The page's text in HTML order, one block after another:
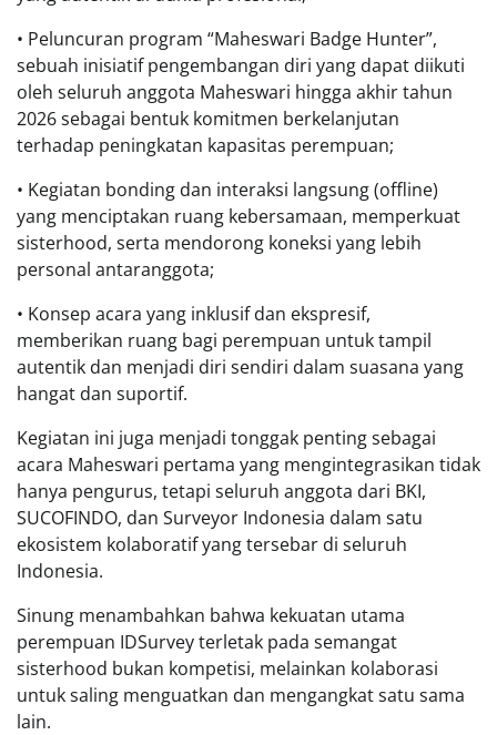
• Peluncuran program “Maheswari Badge Hunter”,
sebuah inisiatif pengembangan diri yang dapat diikuti
oleh seluruh anggota Maheswari hingga akhir tahun
2026 sebagai bentuk komitmen berkelanjutan
terhadap peningkatan kapasitas perempuan;
• Kegiatan bonding dan interaksi langsung (offline)
yang menciptakan ruang kebersamaan, memperkuat
sisterhood, serta mendorong koneksi yang lebih
personal antaranggota;
• Konsep acara yang inklusif dan ekspresif,
memberikan ruang bagi perempuan untuk tampil
autentik dan menjadi diri sendiri dalam suasana yang
hangat dan suportif.
Kegiatan ini juga menjadi tonggak penting sebagai
acara Maheswari pertama yang mengintegrasikan tidak
hanya pengurus, tetapi seluruh anggota dari BKI,
SUCOFINDO, dan Surveyor Indonesia dalam satu
ekosistem kolaboratif yang tersebar di seluruh
Indonesia.
Sinung menambahkan bahwa kekuatan utama
perempuan IDSurvey terletak pada semangat
sisterhood bukan kompetisi, melainkan kolaborasi
untuk saling menguatkan dan mengangkat satu sama
lain.